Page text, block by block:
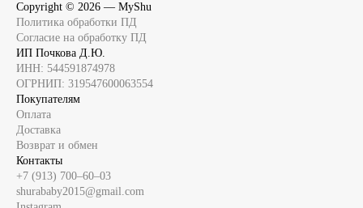
Copyright © 2026 — MyShu
Политика обработки ПД
Согласие на обработку ПД
ИП Почкова Д.Ю.
ИНН: 544591874978
ОГРНИП: 319547600063554
Покупателям
Оплата
Доставка
Возврат и обмен
Контакты
+7 (913) 700‒60‒03
shurababy2015@gmail.com